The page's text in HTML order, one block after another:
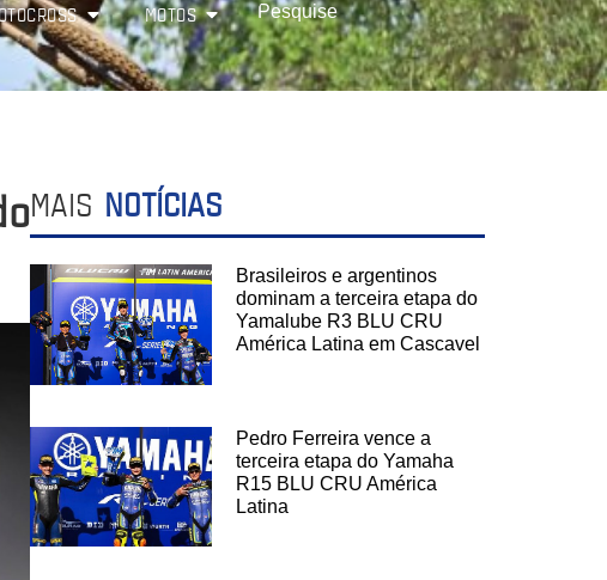
MOTOS
MAIS NOTÍCIAS
Brasileiros e argentinos
dominam a terceira etapa do
Yamalube R3 BLU CRU
América Latina em Cascavel
Pedro Ferreira vence a
terceira etapa do Yamaha
R15 BLU CRU América
Latina